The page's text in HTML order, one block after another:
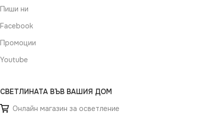
Пиши ни
Facebook
Промоции
Youtube
СВЕТЛИНАТА ВЪВ ВАШИЯ ДОМ
Онлайн магазин за осветление